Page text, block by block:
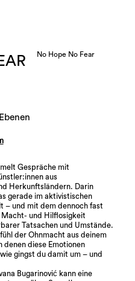
No Hope No Fear
Gespräche mit
aus
Herkunftsländern. Darin
gerade im aktivistischen
– und mit dem dennoch fast
und Hilflosigkeit
Tatsachen und Umstände.
der Ohnmacht aus deinem
denen diese Emotionen
gingst du damit um – und
Bugarinović kann eine